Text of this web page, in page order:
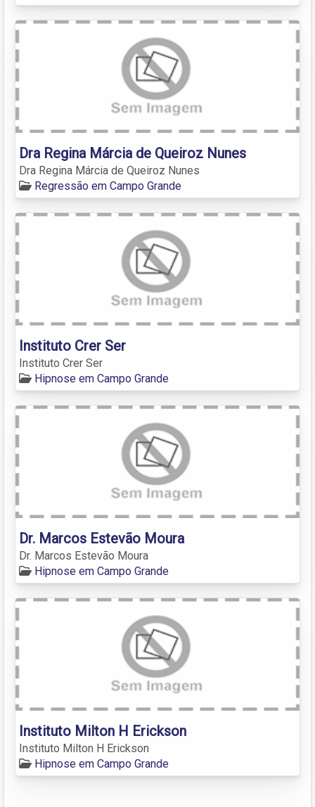
Dra Regina Márcia de Queiroz Nunes
Dra Regina Márcia de Queiroz Nunes
Regressão em Campo Grande
Instituto Crer Ser
Instituto Crer Ser
Hipnose em Campo Grande
Dr. Marcos Estevão Moura
Dr. Marcos Estevão Moura
Hipnose em Campo Grande
Instituto Milton H Erickson
Instituto Milton H Erickson
Hipnose em Campo Grande